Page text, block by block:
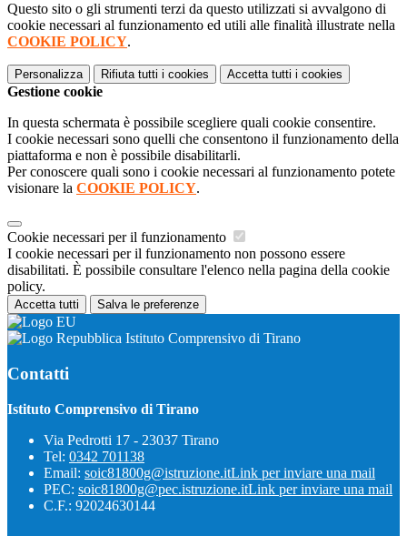
Questo sito o gli strumenti terzi da questo utilizzati si avvalgono di
cookie necessari al funzionamento ed utili alle finalità illustrate nella
COOKIE POLICY.
Personalizza Rifiuta tutti i cookies Accetta tutti i cookies
Gestione cookie
In questa schermata è possibile scegliere quali cookie consentire.
I cookie necessari sono quelli che consentono il funzionamento della
piattaforma e non è possibile disabilitarli.
Per conoscere quali sono i cookie necessari al funzionamento potete
visionare la COOKIE POLICY.
Cookie necessari per il funzionamento
I cookie necessari per il funzionamento non possono essere
disabilitati. È possibile consultare l'elenco nella pagina della cookie
policy.
Accetta tutti Salva le preferenze
Istituto Comprensivo di Tirano
Contatti
Istituto Comprensivo di Tirano
Via Pedrotti 17 - 23037 Tirano
Tel: 0342 701138
Email: soic81800g@istruzione.itLink per inviare una mail
PEC: soic81800g@pec.istruzione.itLink per inviare una mail
C.F.: 92024630144